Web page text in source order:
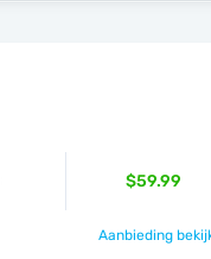
$59.99
Aanbieding